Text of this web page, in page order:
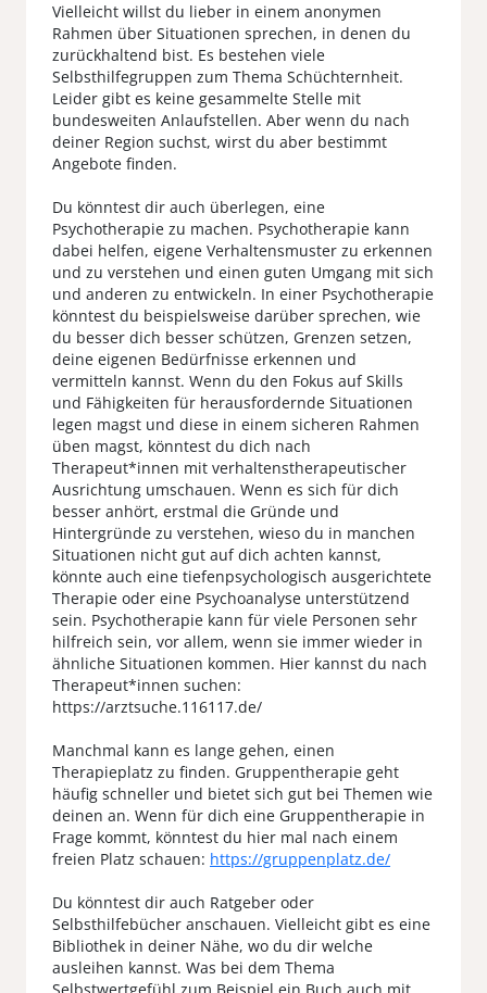
Vielleicht willst du lieber in einem anonymen
Rahmen über Situationen sprechen, in denen du
zurückhaltend bist. Es bestehen viele
Selbsthilfegruppen zum Thema Schüchternheit.
Leider gibt es keine gesammelte Stelle mit
bundesweiten Anlaufstellen. Aber wenn du nach
deiner Region suchst, wirst du aber bestimmt
Angebote finden.
Du könntest dir auch überlegen, eine
Psychotherapie zu machen. Psychotherapie kann
dabei helfen, eigene Verhaltensmuster zu erkennen
und zu verstehen und einen guten Umgang mit sich
und anderen zu entwickeln. In einer Psychotherapie
könntest du beispielsweise darüber sprechen, wie
du besser dich besser schützen, Grenzen setzen,
deine eigenen Bedürfnisse erkennen und
vermitteln kannst. Wenn du den Fokus auf Skills
und Fähigkeiten für herausfordernde Situationen
legen magst und diese in einem sicheren Rahmen
üben magst, könntest du dich nach
Therapeut*innen mit verhaltenstherapeutischer
Ausrichtung umschauen. Wenn es sich für dich
besser anhört, erstmal die Gründe und
Hintergründe zu verstehen, wieso du in manchen
Situationen nicht gut auf dich achten kannst,
könnte auch eine tiefenpsychologisch ausgerichtete
Therapie oder eine Psychoanalyse unterstützend
sein. Psychotherapie kann für viele Personen sehr
hilfreich sein, vor allem, wenn sie immer wieder in
ähnliche Situationen kommen. Hier kannst du nach
Therapeut*innen suchen:
https://arztsuche.116117.de/
Manchmal kann es lange gehen, einen
Therapieplatz zu finden. Gruppentherapie geht
häufig schneller und bietet sich gut bei Themen wie
deinen an. Wenn für dich eine Gruppentherapie in
Frage kommt, könntest du hier mal nach einem
freien Platz schauen: https://gruppenplatz.de/
Du könntest dir auch Ratgeber oder
Selbsthilfebücher anschauen. Vielleicht gibt es eine
Bibliothek in deiner Nähe, wo du dir welche
ausleihen kannst. Was bei dem Thema